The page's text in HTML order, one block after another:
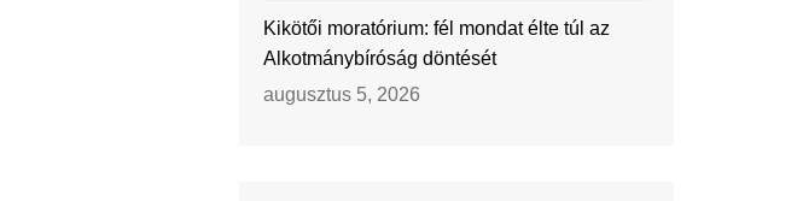
Kikötői moratórium: fél mondat élte túl az
Alkotmánybíróság döntését
augusztus 5, 2026